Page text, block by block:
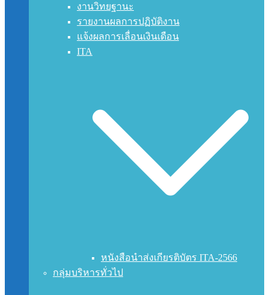
งานวิทยฐานะ
รายงานผลการปฏิบัติงาน
แจ้งผลการเลื่อนเงินเดือน
ITA
หนังสือนำส่งเกียรติบัตร ITA-2566
กลุ่มบริหารทั่วไป